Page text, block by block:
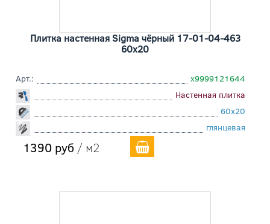
Плитка настенная Sigma чёрный 17-01-04-463
60x20
Арт.:
х9999121644
Настенная плитка
60x20
глянцевая
1390 руб / м2